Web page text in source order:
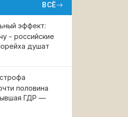
ВСЁ
эффект:
- российские
душат
половина
ГДР —